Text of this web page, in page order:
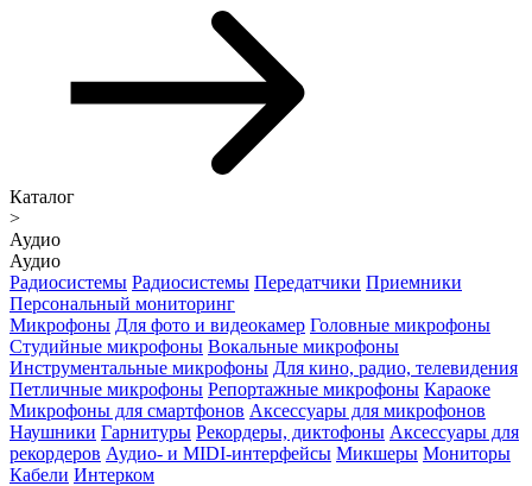
Каталог
>
Аудио
Аудио
Радиосистемы Радиосистемы Передатчики Приемники
Персональный мониторинг
Микрофоны Для фото и видеокамер Головные микрофоны
Студийные микрофоны Вокальные микрофоны
Инструментальные микрофоны Для кино, радио, телевидения
Петличные микрофоны Репортажные микрофоны Караоке
Микрофоны для смартфонов Аксессуары для микрофонов
Наушники Гарнитуры Рекордеры, диктофоны Аксессуары для
рекордеров Аудио- и MIDI-интерфейсы Микшеры Мониторы
Кабели Интерком